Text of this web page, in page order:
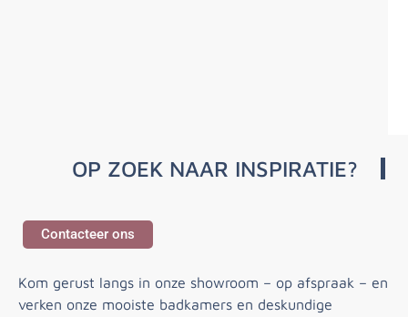
OP ZOEK NAAR INSPIRATIE?
Contacteer ons
Kom gerust langs in onze showroom – op afspraak – en
verken onze mooiste badkamers en deskundige